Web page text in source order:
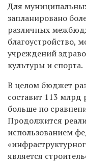
Для
запланировано
различных
благоустройство,
учреждений
культуры и спорта.
В целом бюджет
составит 113 млрд
больше по
Продолжится
использованием
является